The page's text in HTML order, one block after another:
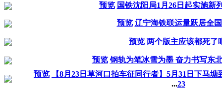
预览 国铁沈阳局1月26日起实施新
预览 辽宁海铁联运量跃居全
预览 两个版主应该都死了
预览 钢轨为笔冰雪为墨 奋力书写东
预览
【8月23日草河口拍车征同行者】5月31日下马
...23